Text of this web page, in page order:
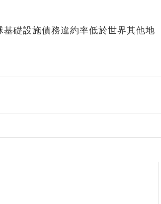
礎設施債務違約率低於世界其他地